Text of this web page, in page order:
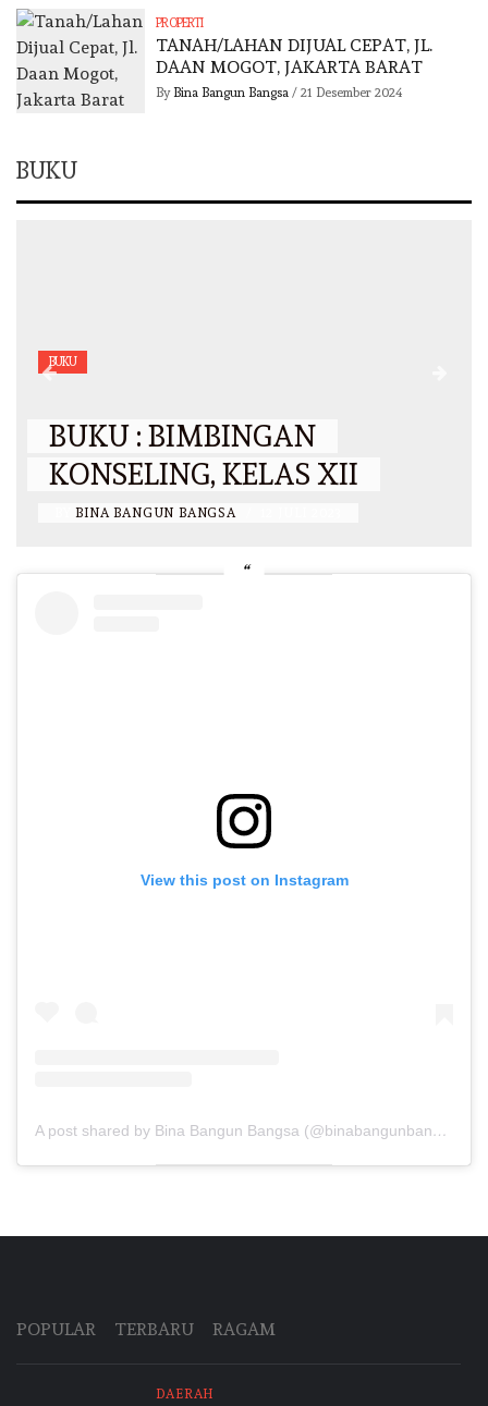
PROPERTI
TANAH/LAHAN DIJUAL CEPAT, JL.
DAAN MOGOT, JAKARTA BARAT
By Bina Bangun Bangsa/ 21 Desember 2024
BUKU
BUKU
BUKU : BIMBINGAN
KONSELING, KELAS XII
BINA BANGUN BANGSA
View this post on Instagram
A post shared by Bina Bangun Bangsa (@binabangunbangsa)
POPULAR TERBARU RAGAM
DAERAH